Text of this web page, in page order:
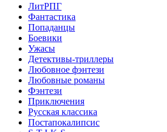
ЛитРПГ
Фантастика
Попаданцы
Боевики
Ужасы
Детективы-триллеры
Любовное фэнтези
Любовные романы
Фэнтези
Приключения
Русская классика
Постапокалипсис